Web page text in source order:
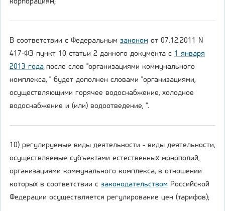
В соответствии с Федеральным законом от 07.12.2011 N
417-ФЗ пункт 10 статьи 2 данного документа с 1 января
2013 года после слов "организациями коммунального
комплекса, " будет дополнен словами "организациями,
осуществляющими горячее водоснабжение, холодное
водоснабжение и (или) водоотведение, ".
10) регулируемые виды деятельности - виды деятельности,
осуществляемые субъектами естественных монополий,
организациями коммунального комплекса, в отношении
которых в соответствии с законодательством Российской
Федерации осуществляется регулирование цен (тарифов);